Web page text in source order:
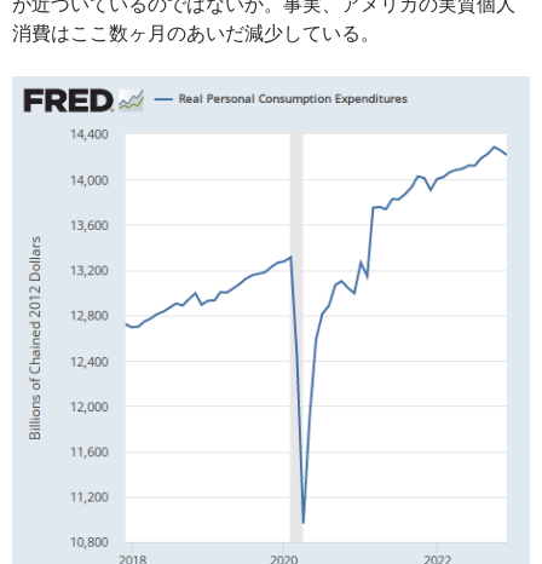
消費はここ数ヶ月のあいだ減少している。